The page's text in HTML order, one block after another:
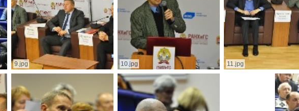
9.jpg 10.jpg 11.jpg